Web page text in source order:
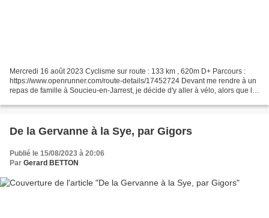
Mercredi 16 août 2023 Cyclisme sur route : 133 km , 620m D+ Parcours :
https://www.openrunner.com/route-details/17452724 Devant me rendre à un
repas de famille à Soucieu-en-Jarrest, je décide d'y aller à vélo, alors que le
De la Gervanne à la Sye, par Gigors
Publié le 15/08/2023 à 20:06
Par Gerard BETTON